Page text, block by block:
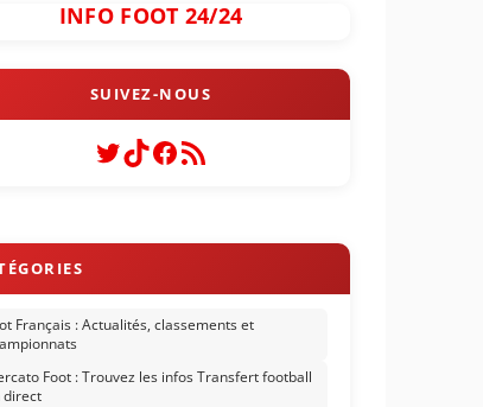
INFO FOOT 24/24
Twitter
TikTok
Facebook
Flux RSS
Français : Actualités, classements et
Foot : Trouvez les infos Transfert football
direct